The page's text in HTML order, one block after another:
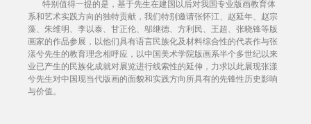
特别值得一提的是，基于先生在建国以后对我国专业版画教育体
系和艺术实践方向的独特贡献，我们特别邀请张怀江、赵延年、赵宗
藻、朱维明、李以泰、甘正伦、邬继德、方利民、王超、张晓锋等版
画家的作品参展，以他们具有语言民族化及材料综合性的代表作与张
漾兮先生的教育理念相呼应，以中国美术学院版画系半个多世纪以来
业已产生的民族化成就对展览进行线索性的延伸，力求以此展现张漾
兮先生对中国现当代版画的面貌和实践方向所具有的先锋性历史影响
与价值。